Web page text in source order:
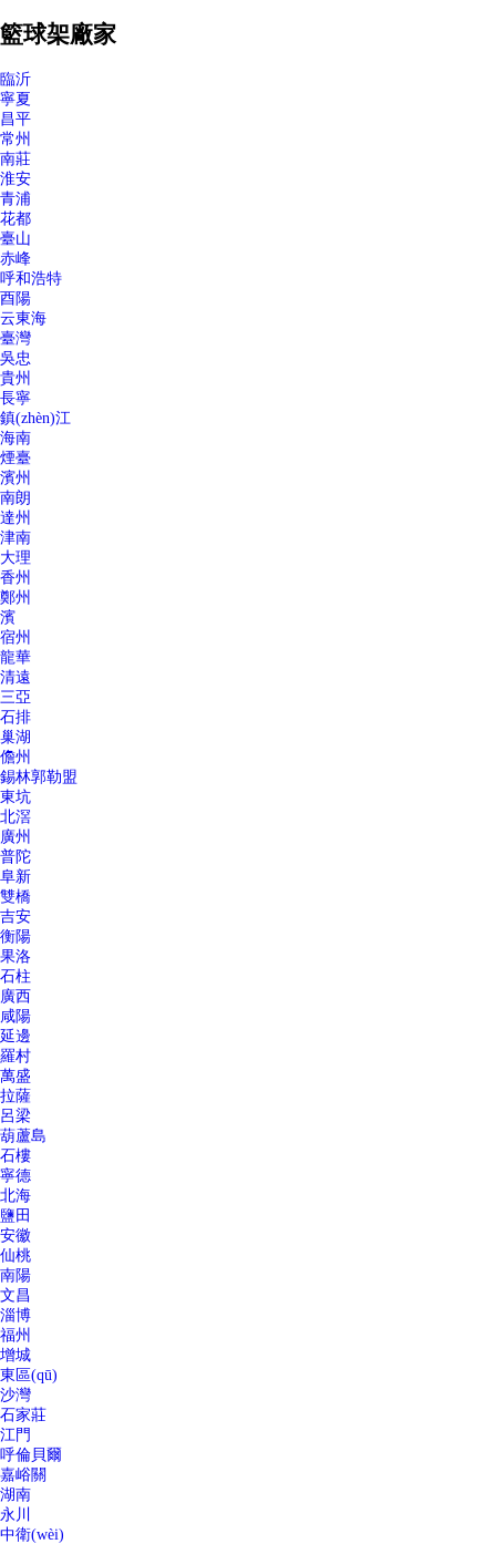
籃球架廠家
臨沂
寧夏
昌平
常州
南莊
淮安
青浦
花都
臺山
赤峰
呼和浩特
酉陽
云東海
臺灣
吳忠
貴州
長寧
鎮(zhèn)江
海南
煙臺
濱州
南朗
達州
津南
大理
香州
鄭州
濱
宿州
龍華
清遠
三亞
石排
巢湖
儋州
錫林郭勒盟
東坑
北滘
廣州
普陀
阜新
雙橋
吉安
衡陽
果洛
石柱
廣西
咸陽
延邊
羅村
萬盛
拉薩
呂梁
葫蘆島
石樓
寧德
北海
鹽田
安徽
仙桃
南陽
文昌
淄博
福州
增城
東區(qū)
沙灣
石家莊
江門
呼倫貝爾
嘉峪關
湖南
永川
中衛(wèi)